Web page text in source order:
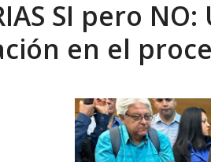
realizaron nueva vigilia en
SI pero
en el